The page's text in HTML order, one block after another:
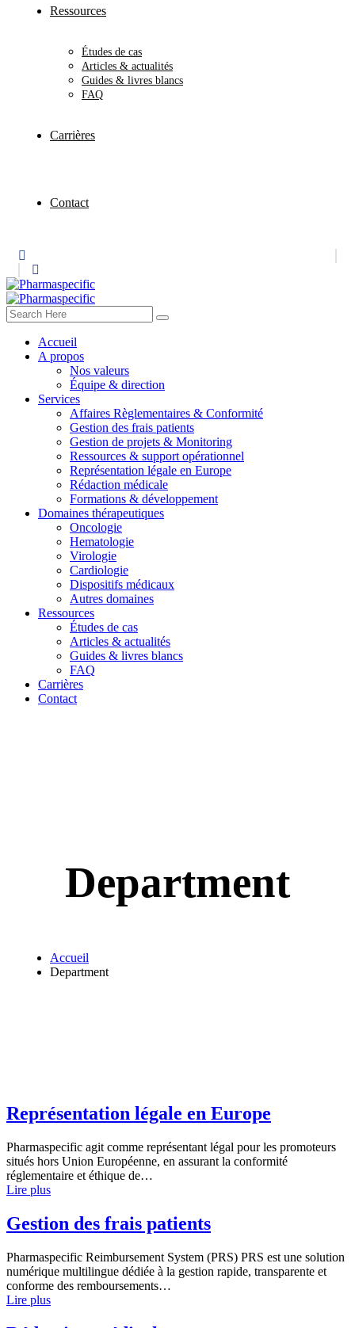
Ressources
Études de cas
Articles & actualités
Guides & livres blancs
FAQ
Carrières
Contact
Accueil
A propos
Nos valeurs
Équipe & direction
Services
Affaires Règlementaires & Conformité
Gestion des frais patients
Gestion de projets & Monitoring
Ressources & support opérationnel
Représentation légale en Europe
Rédaction médicale
Formations & développement
Domaines thérapeutiques
Oncologie
Hematologie
Virologie
Cardiologie
Dispositifs médicaux
Autres domaines
Ressources
Études de cas
Articles & actualités
Guides & livres blancs
FAQ
Carrières
Contact
Department
Accueil
Department
Représentation légale en Europe
Pharmaspecific agit comme représentant légal pour les promoteurs
situés hors Union Européenne, en assurant la conformité
réglementaire et éthique de…
Lire plus
Gestion des frais patients
Pharmaspecific Reimbursement System (PRS) PRS est une solution
numérique multilingue dédiée à la gestion rapide, transparente et
conforme des remboursements…
Lire plus